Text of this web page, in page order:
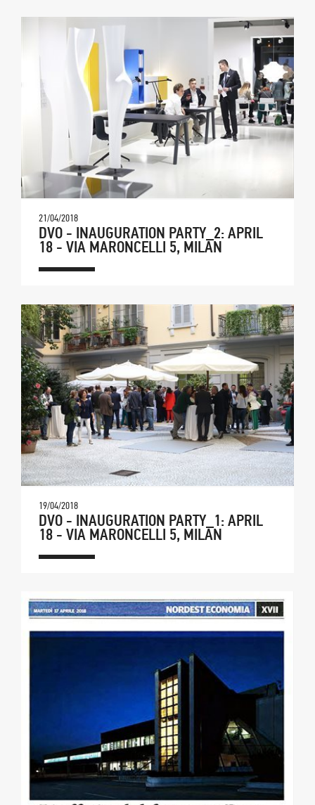
21/04/2018
DVO - INAUGURATION PARTY_2: APRIL
18 - VIA MARONCELLI 5, MILAN
19/04/2018
DVO - INAUGURATION PARTY_1: APRIL
18 - VIA MARONCELLI 5, MILAN